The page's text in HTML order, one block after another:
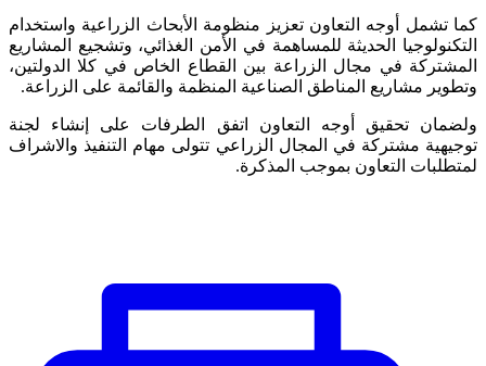
كما تشمل أوجه التعاون تعزيز منظومة الأبحاث الزراعية واستخدام
التكنولوجيا الحديثة للمساهمة في الأمن الغذائي، وتشجيع المشاريع
المشتركة في مجال الزراعة بين القطاع الخاص في كلا الدولتين،
وتطوير مشاريع المناطق الصناعية المنظمة والقائمة على الزراعة.
ولضمان تحقيق أوجه التعاون اتفق الطرفات على إنشاء لجنة
توجيهية مشتركة في المجال الزراعي تتولى مهام التنفيذ والاشراف
لمتطلبات التعاون بموجب المذكرة.